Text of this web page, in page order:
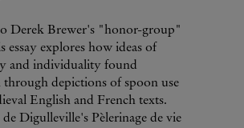
Derek Brewer's "honor-group"
essay explores how ideas of
and individuality found
through depictions of spoon use
English and French texts.
Digulleville's Pèlerinage de vie